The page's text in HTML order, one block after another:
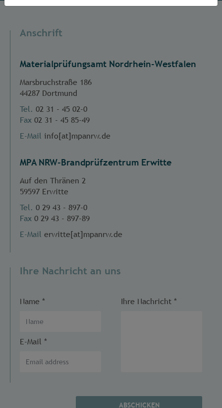
Anschrift
Materialprüfungsamt Nordrhein-Westfalen
Marsbruchstraße 186
44287 Dortmund
Tel. 02 31 - 45 02-0
Fax 02 31 - 45 85-49
E-Mail info[at]mpanrw.de
MPA NRW-Brandprüfzentrum Erwitte
Auf den Thränen 2
59597 Erwitte
Tel. 0 29 43 - 897-0
Fax 0 29 43 - 897-89
E-Mail erwitte[at]mpanrw.de
Ihre Nachricht an uns
Name *
E-Mail *
Ihre Nachricht *
ABSCHICKEN